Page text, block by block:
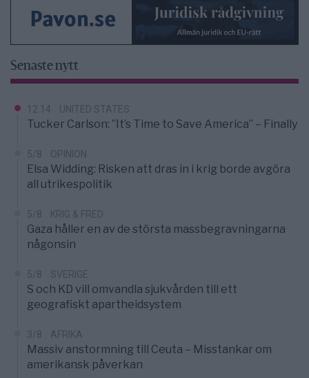
Senaste nytt
12:14 UNITED STATES
Tucker Carlson: ”It’s Time to Save America” – Finally
5/8 OPINION
Elsa Widding: Risken att dras in i krig borde avgöra
all utrikespolitik
5/8 KRIG & FRED
Gaza håller en av de största massbegravningarna
någonsin
5/8 SVERIGE
S och KD vill omvandla sjukvården till ett
geografiskt apartheidsystem
3/8 AFRIKA
Massiv anstormning till Ceuta – Misstankar om
amerikansk påverkan